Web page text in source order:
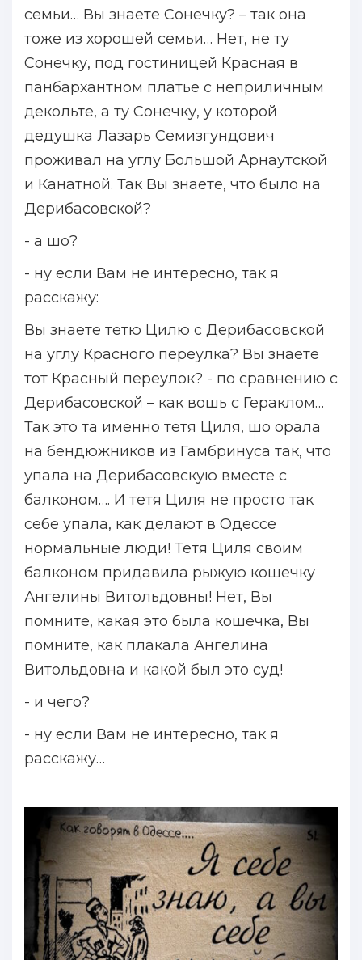
семьи… Вы знаете Сонечку? – так она
тоже из хорошей семьи… Нет, не ту
Сонечку, под гостиницей Красная в
панбархантном платье с неприличным
декольте, а ту Сонечку, у которой
дедушка Лазарь Семизгундович
проживал на углу Большой Арнаутской
и Канатной. Так Вы знаете, что было на
Дерибасовской?
- а шо?
- ну если Вам не интересно, так я
расскажу:
Вы знаете тетю Цилю с Дерибасовской
на углу Красного переулка? Вы знаете
тот Красный переулок? - по сравнению с
Дерибасовской – как вошь с Гераклом…
Так это та именно тетя Циля, шо орала
на бендюжников из Гамбринуса так, что
упала на Дерибасовскую вместе с
балконом…. И тетя Циля не просто так
себе упала, как делают в Одессе
нормальные люди! Тетя Циля своим
балконом придавила рыжую кошечку
Ангелины Витольдовны! Нет, Вы
помните, какая это была кошечка, Вы
помните, как плакала Ангелина
Витольдовна и какой был это суд!
- и чего?
- ну если Вам не интересно, так я
расскажу…